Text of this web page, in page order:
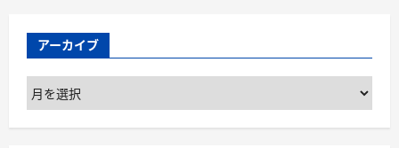
アーカイブ
ア
ー
カ